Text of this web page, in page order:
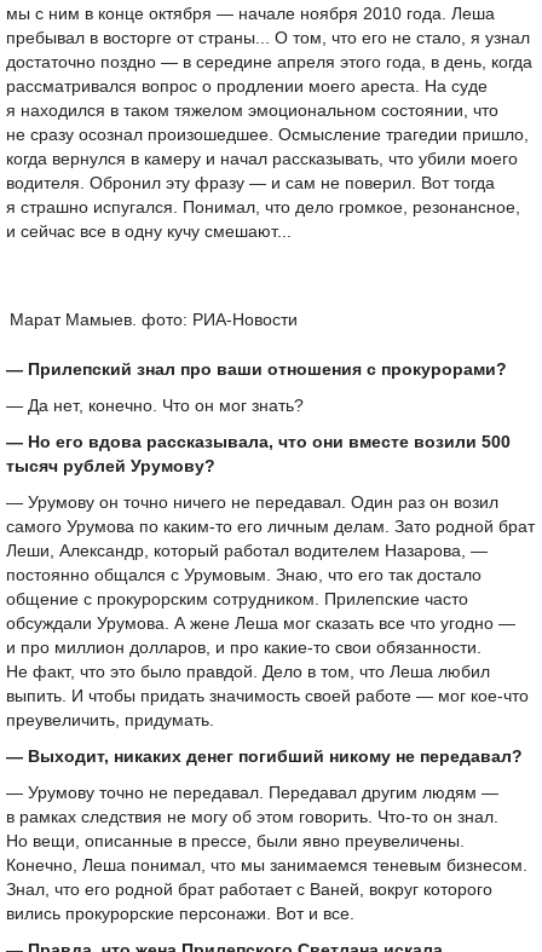
мы с ним в конце октября — начале ноября 2010 года. Леша
пребывал в восторге от страны... О том, что его не стало, я узнал
достаточно поздно — в середине апреля этого года, в день, когда
рассматривался вопрос о продлении моего ареста. На суде
я находился в таком тяжелом эмоциональном состоянии, что
не сразу осознал произошедшее. Осмысление трагедии пришло,
когда вернулся в камеру и начал рассказывать, что убили моего
водителя. Обронил эту фразу — и сам не поверил. Вот тогда
я страшно испугался. Понимал, что дело громкое, резонансное,
и сейчас все в одну кучу смешают...
Марат Мамыев. фото: РИА-Новости
— Прилепский знал про ваши отношения с прокурорами?
— Да нет, конечно. Что он мог знать?
— Но его вдова рассказывала, что они вместе возили 500
тысяч рублей Урумову?
— Урумову он точно ничего не передавал. Один раз он возил
самого Урумова по каким-то его личным делам. Зато родной брат
Леши, Александр, который работал водителем Назарова, —
постоянно общался с Урумовым. Знаю, что его так достало
общение с прокурорским сотрудником. Прилепские часто
обсуждали Урумова. А жене Леша мог сказать все что угодно —
и про миллион долларов, и про какие-то свои обязанности.
Не факт, что это было правдой. Дело в том, что Леша любил
выпить. И чтобы придать значимость своей работе — мог кое-что
преувеличить, придумать.
— Выходит, никаких денег погибший никому не передавал?
— Урумову точно не передавал. Передавал другим людям —
в рамках следствия не могу об этом говорить. Что-то он знал.
Но вещи, описанные в прессе, были явно преувеличены.
Конечно, Леша понимал, что мы занимаемся теневым бизнесом.
Знал, что его родной брат работает с Ваней, вокруг которого
вились прокурорские персонажи. Вот и все.